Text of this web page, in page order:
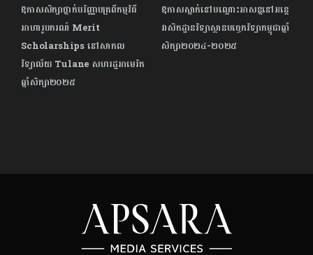
ឱកាសសិក្សាថ្នាក់បរិញ្ញាបត្រពីកម្មវិធី
អាហារូបករណ៍ Merit
Scholarships នៅសាកល
វិទ្យាល័យ Tulane សហរដ្ឋអាមេរិក
ឆ្នាំសិក្សា២០២៥
ឱកាសស្នាក់នៅបណ្ដោះអាសន្ននៅអន្តេ
វាសិកដ្ឋានវិទ្យាស្ថានបច្ចេកវិទ្យាកម្ពុជាឆ្នាំ
សិក្សា២០២៤-២០២៥